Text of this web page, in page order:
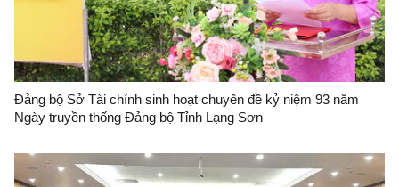
Đảng bộ Sở Tài chính sinh hoạt chuyên đề kỷ niệm 93 năm
Ngày truyền thống Đảng bộ Tỉnh Lạng Sơn